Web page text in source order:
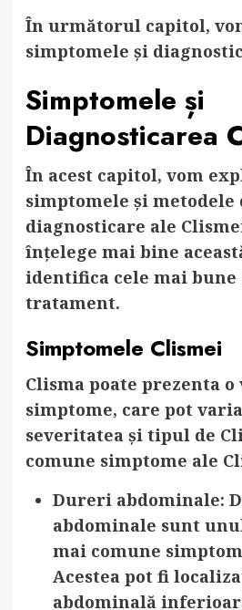
În următorul capitol,
simptomele și
Simptomele și
Diagnosticarea
În acest capitol, vom
simptomele și metodele
diagnosticare ale
înțelege mai bine
identifica cele mai
tratament.
Simptomele Clismei
Clisma poate prezenta
simptome, care pot
severitatea și tipul de
comune simptome ale
Dureri abdominale:
abdominale sunt
mai comune
Acestea pot fi
abdominală